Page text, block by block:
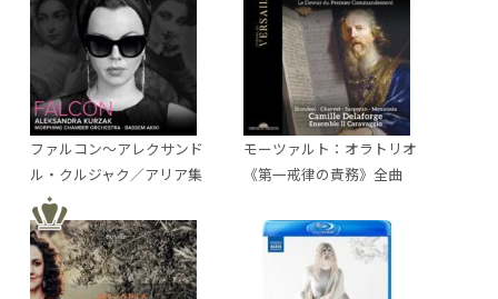
ファルコン～アレクサンド
ル・クルジャク／アリア集
モーツァルト：オラトリオ
《第一戒律の責務》全曲